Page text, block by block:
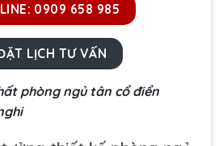
0909 658 985
LỊCH TƯ VẤN
phòng ngủ tân cổ điển